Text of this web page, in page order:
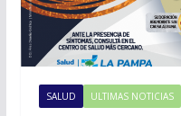
SALUD ULTIMAS NOTICIAS